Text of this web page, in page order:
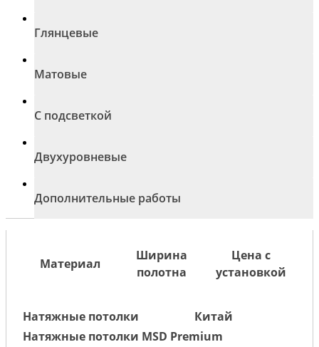
Глянцевые
Матовые
С подсветкой
Двухуровневые
Дополнительные работы
Материал
Ширина
полотна
Цена с
установкой
Натяжные потолки
Китай
Натяжные потолки MSD Premium